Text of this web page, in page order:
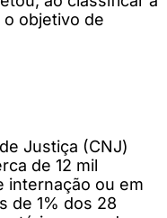
objetivo de
Justiça (CNJ)
de 12 mil
internação ou em
de 1% dos 28